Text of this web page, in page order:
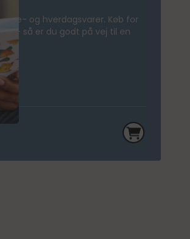
og hverdagsvarer. Køb for
– så er du godt på vej til en